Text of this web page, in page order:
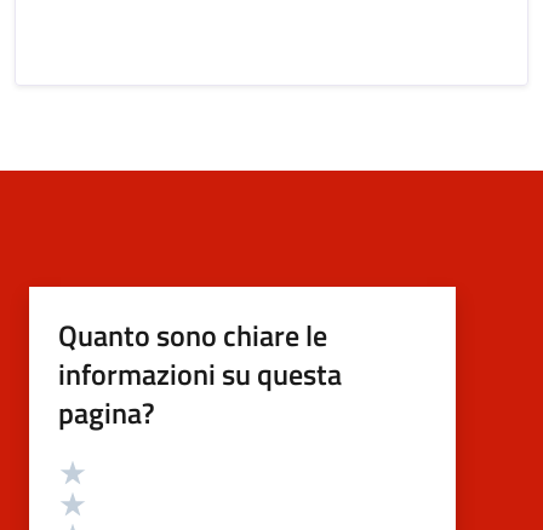
Quanto sono chiare le
informazioni su questa
pagina?
Valutazione